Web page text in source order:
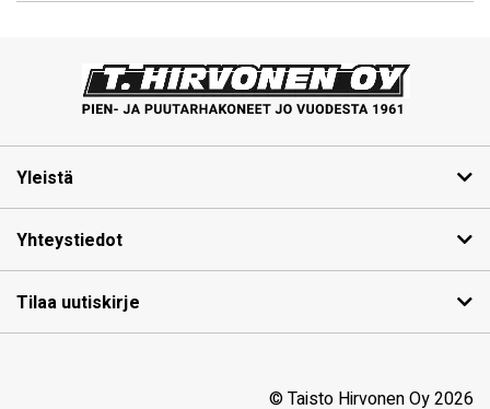
Yleistä
Yhteystiedot
Tilaa uutiskirje
© Taisto Hirvonen Oy 2026